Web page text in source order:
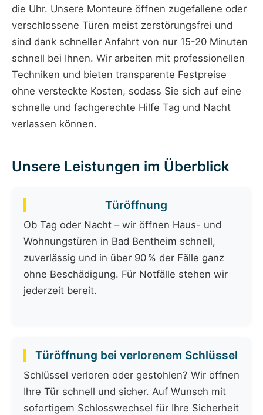
die Uhr. Unsere Monteure öffnen zugefallene oder
verschlossene Türen meist zerstörungsfrei und
sind dank schneller Anfahrt von nur 15-20 Minuten
schnell bei Ihnen. Wir arbeiten mit professionellen
Techniken und bieten transparente Festpreise
ohne versteckte Kosten, sodass Sie sich auf eine
schnelle und fachgerechte Hilfe Tag und Nacht
verlassen können.
Unsere Leistungen im Überblick
Türöffnung
Ob Tag oder Nacht – wir öffnen Haus- und
Wohnungstüren in Bad Bentheim schnell,
zuverlässig und in über 90 % der Fälle ganz
ohne Beschädigung. Für Notfälle stehen wir
jederzeit bereit.
Türöffnung bei verlorenem Schlüssel
Schlüssel verloren oder gestohlen? Wir öffnen
Ihre Tür schnell und sicher. Auf Wunsch mit
sofortigem Schlosswechsel für Ihre Sicherheit